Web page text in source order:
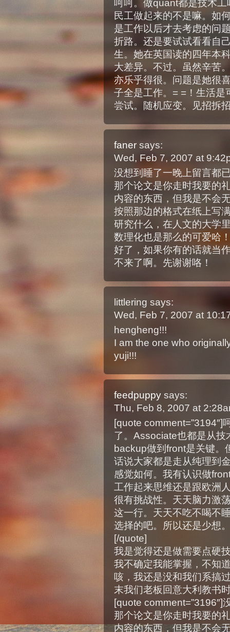
呵呵。做quant都是技术
民工做起来的不是嘛。如
是工作以后才去考虑的问
折路。还是要试试看看自
生。她在英国读的四年本
大差异。不过。虽然辛苦
亦乐乎得很。问题是她很
子全是工作。= =！生活是
尝试。随机应变。见招拆
faner says:
Wed, Feb 7, 2007 at
没想到睡了一晚上留言都
那个论文是你走时我要的
内容的东西，但我是不会
按照那边的格式在纸上写
研究什么，在人文的大学
数理化也是那么的可爱哈
好了，如果你有的话就当
不来了啊。先谢谢咯！
littlering says:
Wed, Feb 7, 2007 at
hengheng!!!
I am the one who
yuji!!!
feedpuppy says:
Thu, Feb 8, 2007 at
[quote comment=”3194″]
了。Associate也都是从技
backup做到front是关键。
话说大家都是走从纯理到
感觉如何。我有认识做
工作起来思维还是跟欧洲
很有挑战性。天天脑力激
这一行。天天不吃不喝不
选择的吧。所以还是少想
[/quote]
我是觉得还是做需要点硬
我不确定我能掌握，不知
咳，我还是没和我们系搞
末我们老板回意大利教书
[quote comment=”3196″]
那个论文是你走时我要的
内容的东西，但我是不会